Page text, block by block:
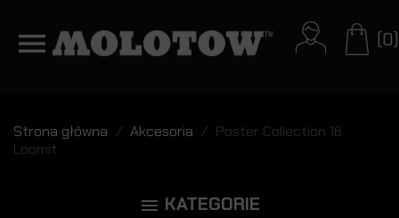
(0)
Strona główna Akcesoria
Poster Collection 16
Loomit
 KATEGORIE